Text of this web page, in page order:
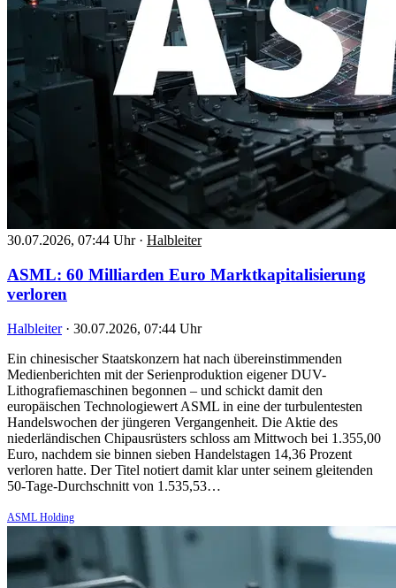
30.07.2026, 07:44 Uhr · Halbleiter
ASML: 60 Milliarden Euro Marktkapitalisierung
verloren
Halbleiter · 30.07.2026, 07:44 Uhr
Ein chinesischer Staatskonzern hat nach übereinstimmenden
Medienberichten mit der Serienproduktion eigener DUV-
Lithografiemaschinen begonnen – und schickt damit den
europäischen Technologiewert ASML in eine der turbulentesten
Handelswochen der jüngeren Vergangenheit. Die Aktie des
niederländischen Chipausrüsters schloss am Mittwoch bei 1.355,00
Euro, nachdem sie binnen sieben Handelstagen 14,36 Prozent
verloren hatte. Der Titel notiert damit klar unter seinem gleitenden
50-Tage-Durchschnitt von 1.535,53…
ASML Holding